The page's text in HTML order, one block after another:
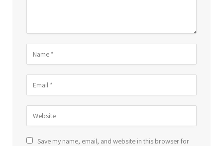
Save my name, email, and website in this browser for